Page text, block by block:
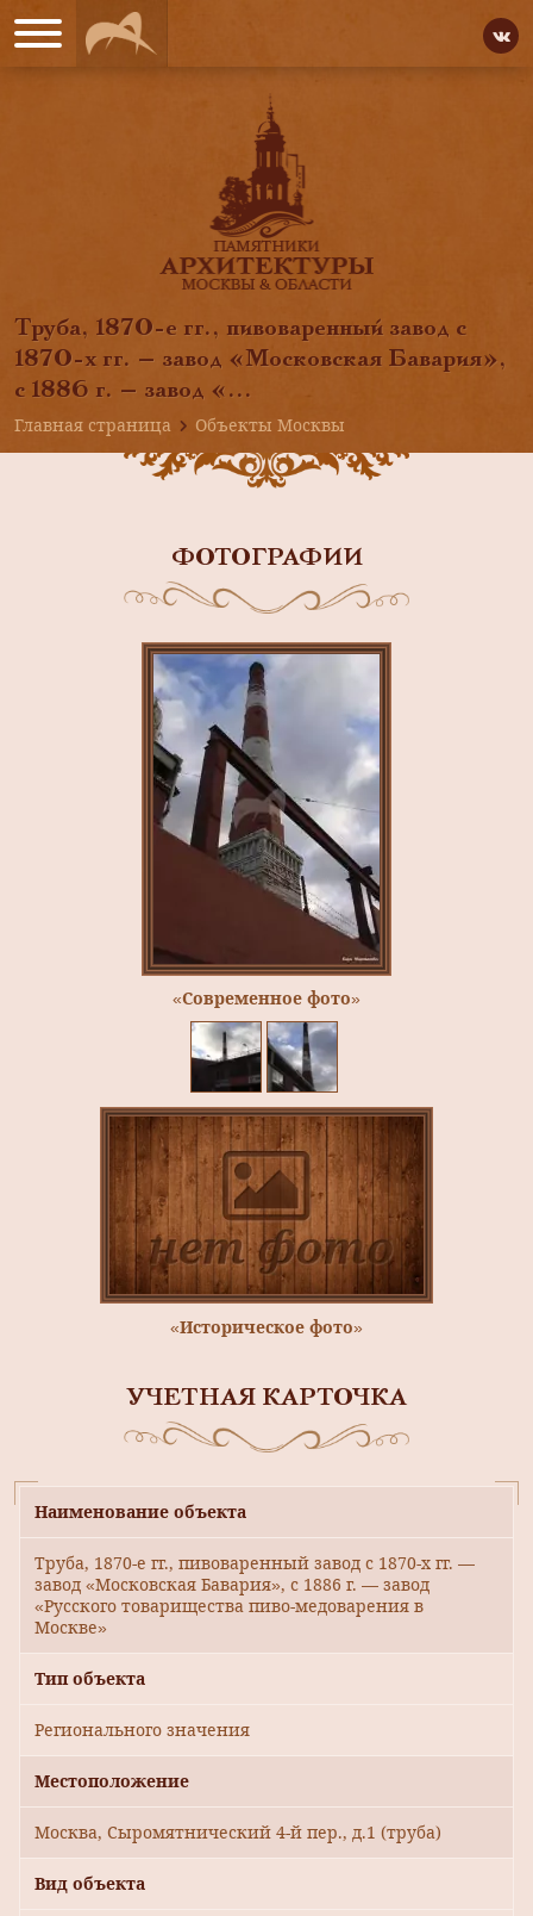
Труба, 1870-е гг., пивоваренный завод с
1870-х гг. — завод «Московская Бавария»,
с 1886 г. — завод «...
Главная страница
Объекты Москвы
ФОТОГРАФИИ
«Современное фото»
«Историческое фото»
УЧЕТНАЯ КАРТОЧКА
Наименование объекта
Труба, 1870-е гг., пивоваренный завод с 1870-х гг. —
завод «Московская Бавария», с 1886 г. — завод
«Русского товарищества пиво-медоварения в
Москве»
Тип объекта
Регионального значения
Местоположение
Москва, Сыромятнический 4-й пер., д.1 (труба)
Вид объекта